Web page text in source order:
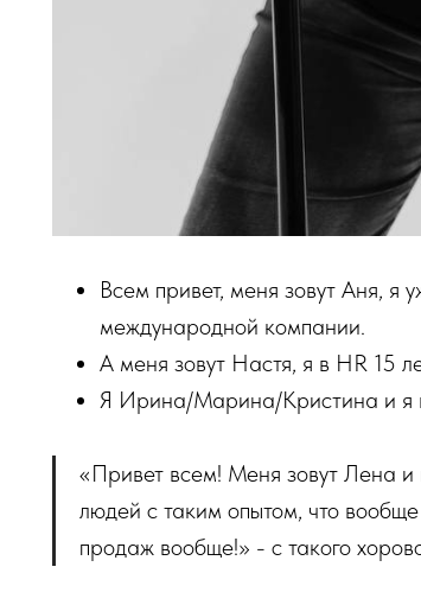
Всем привет, меня зовут Аня, я
международной компании.
А меня зовут Настя, я в HR 15
Я Ирина/Марина/Кристина и я
«Привет всем! Меня зовут Лена
людей с таким опытом, что
продаж вообще!» - с такого